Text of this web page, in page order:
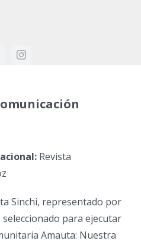
Revista
Sinchi, representado por
para ejecutar
Amauta: Nuestra